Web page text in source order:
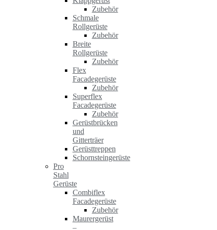
Zubehör
Schmale
Rollgerüste
Zubehör
Breite
Rollgerüste
Zubehör
Flex
Facadegerüste
Zubehör
Superflex
Facadegerüste
Zubehör
Gerüstbrücken
und
Gitterträer
Gerüsttreppen
Schornsteingerüste
Pro
Stahl
Gerüste
Combiflex
Facadegerüste
Zubehör
Maurergerüst
–